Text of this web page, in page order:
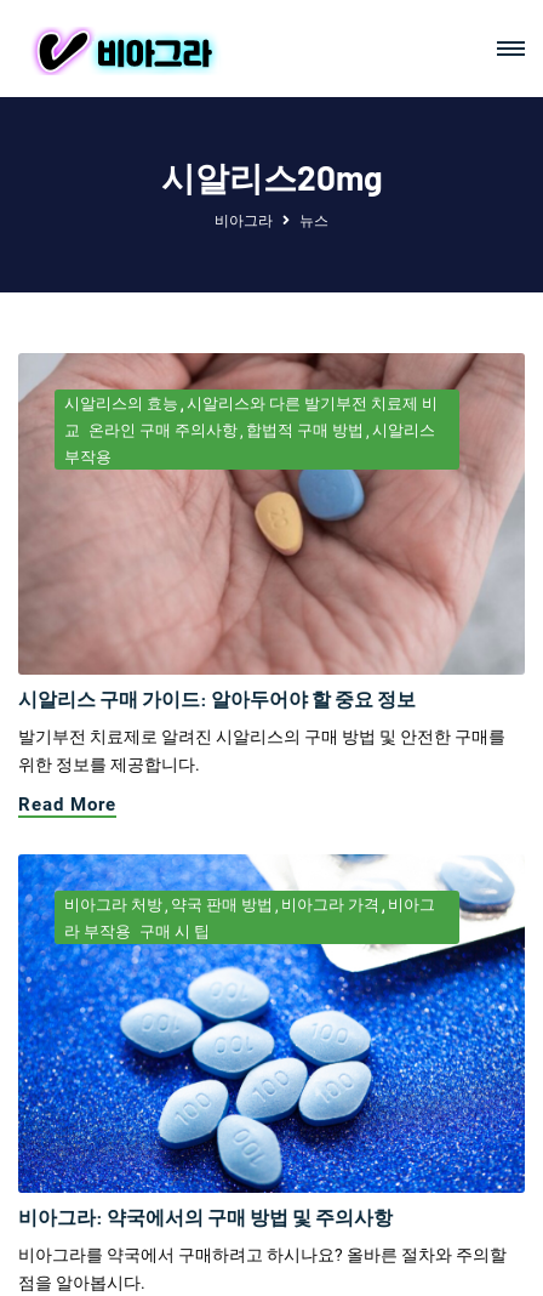
시알리스20mg
비아그라 뉴스
시알리스의 효능 시알리스와 다른 발기부전 치료제 비
교 온라인 구매 주의사항 합법적 구매 방법 시알리스
부작용
시알리스 구매 가이드: 알아두어야 할 중요 정보
발기부전 치료제로 알려진 시알리스의 구매 방법 및 안전한 구매를
위한 정보를 제공합니다.
Read More
비아그라 처방 약국 판매 방법 비아그라 가격
비아그
라 부작용 구매 시 팁
비아그라: 약국에서의 구매 방법 및 주의사항
비아그라를 약국에서 구매하려고 하시나요? 올바른 절차와 주의할
점을 알아봅시다.